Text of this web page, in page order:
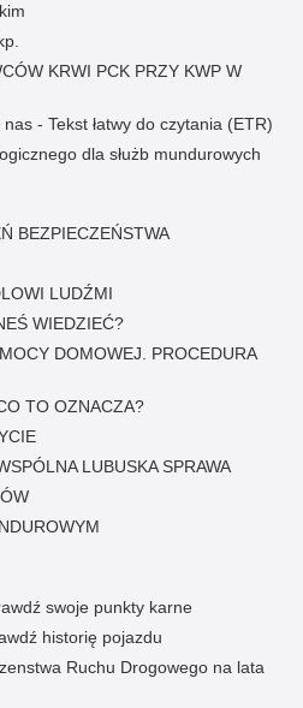
KRWI PCK PRZY KWP W
nas - Tekst łatwy do czytania (ETR)
dla służb mundurowych
BEZPIECZEŃSTWA
LUDŹMI
WIEDZIEĆ?
DOMOWEJ. PROCEDURA
TO OZNACZA?
LUBUSKA SPRAWA
swoje punkty karne
historię pojazdu
Ruchu Drogowego na lata